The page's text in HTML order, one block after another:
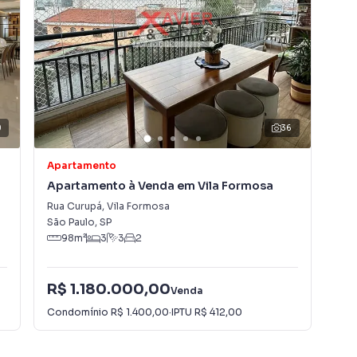
36
Apartamento
Apartamento à Venda em Vila Formosa
Rua Curupá, Vila Formosa
São Paulo, SP
98m² 3 3 2
R$ 1.180.000,00Venda
Condomínio R$ 1.400,00·IPTU R$ 412,00